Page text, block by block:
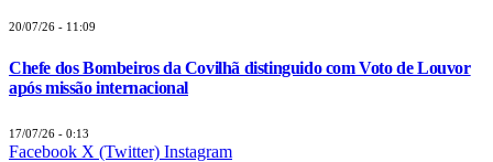
20/07/26 - 11:09
Chefe dos Bombeiros da Covilhã distinguido com Voto de Louvor
após missão internacional
17/07/26 - 0:13
Facebook X (Twitter) Instagram